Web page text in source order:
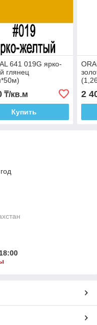
641 019G ярко-
глянец
₸/кв.м
Купить
2